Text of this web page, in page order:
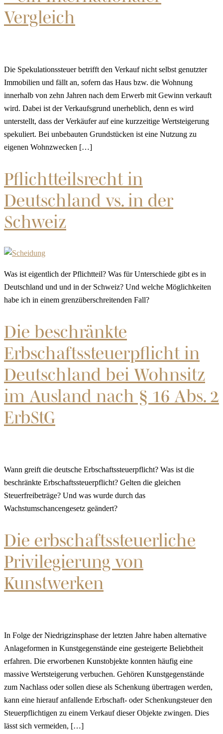
Vergleich
Die Spekulationssteuer betrifft den Verkauf nicht selbst genutzter
Immobilien und fällt an, sofern das Haus bzw. die Wohnung
innerhalb von zehn Jahren nach dem Erwerb mit Gewinn verkauft
wird. Dabei ist der Verkaufsgrund unerheblich, denn es wird
unterstellt, dass der Verkäufer auf eine kurzzeitige Wertsteigerung
spekuliert. Bei unbebauten Grundstücken ist eine Nutzung zu
eigenen Wohnzwecken […]
Pflichtteilsrecht in
Deutschland vs. in der
Schweiz
Was ist eigentlich der Pflichtteil? Was für Unterschiede gibt es in
Deutschland und und in der Schweiz? Und welche Möglichkeiten
habe ich in einem grenzüberschreitenden Fall?
Die beschränkte
Erbschaftssteuerpflicht in
Deutschland bei Wohnsitz
im Ausland nach § 16 Abs. 2
ErbStG
Wann greift die deutsche Erbschaftssteuerpflicht? Was ist die
beschränkte Erbschaftssteuerpflicht? Gelten die gleichen
Steuerfreibeträge? Und was wurde durch das
Wachstumschancengesetz geändert?
Die erbschaftssteuerliche
Privilegierung von
Kunstwerken
In Folge der Niedrigzinsphase der letzten Jahre haben alternative
Anlageformen in Kunstgegenstände eine gesteigerte Beliebtheit
erfahren. Die erworbenen Kunstobjekte konnten häufig eine
massive Wertsteigerung verbuchen. Gehören Kunstgegenstände
zum Nachlass oder sollen diese als Schenkung übertragen werden,
kann eine hierauf anfallende Erbschaft- oder Schenkungsteuer den
Steuerpflichtigen zu einem Verkauf dieser Objekte zwingen. Dies
lässt sich vermeiden, […]